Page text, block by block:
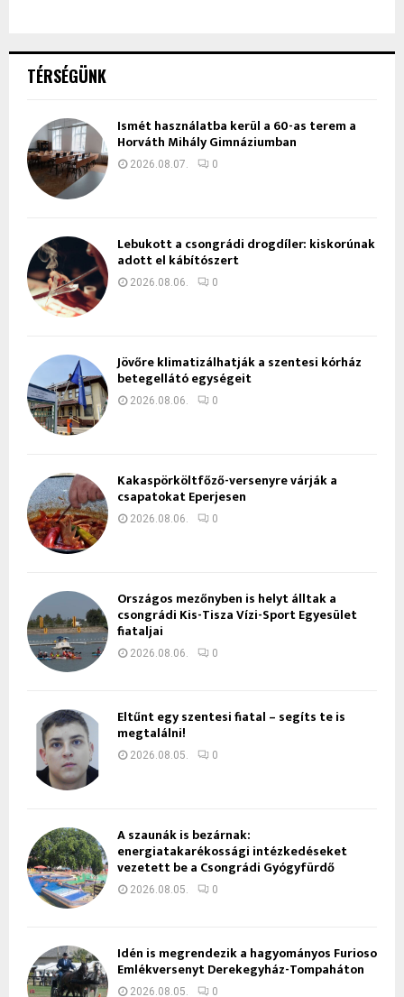
TÉRSÉGÜNK
Ismét használatba kerül a 60-as terem a
Horváth Mihály Gimnáziumban
2026.08.07. 0
Lebukott a csongrádi drogdíler: kiskorúnak
adott el kábítószert
2026.08.06. 0
Jövőre klimatizálhatják a szentesi kórház
betegellátó egységeit
2026.08.06. 0
Kakaspörköltfőző-versenyre várják a
csapatokat Eperjesen
2026.08.06. 0
Országos mezőnyben is helyt álltak a
csongrádi Kis-Tisza Vízi-Sport Egyesület
fiataljai
2026.08.06. 0
Eltűnt egy szentesi fiatal – segíts te is
megtalálni!
2026.08.05. 0
A szaunák is bezárnak:
energiatakarékossági intézkedéseket
vezetett be a Csongrádi Gyógyfürdő
2026.08.05. 0
Idén is megrendezik a hagyományos Furioso
Emlékversenyt Derekegyház-Tompaháton
2026.08.05. 0